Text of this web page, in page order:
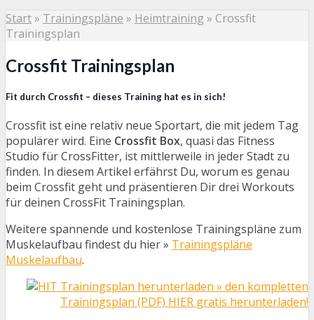
Start» Trainingspläne » Heimtraining » Crossfit
Trainingsplan
Crossfit Trainingsplan
Fit durch Crossfit – dieses Training hat es in sich!
Crossfit ist eine relativ neue Sportart, die mit jedem Tag
populärer wird. Eine Crossfit Box, quasi das Fitness
Studio für CrossFitter, ist mittlerweile in jeder Stadt zu
finden. In diesem Artikel erfährst Du, worum es genau
beim Crossfit geht und präsentieren Dir drei Workouts
für deinen CrossFit Trainingsplan.
Weitere spannende und kostenlose Trainingspläne zum
Muskelaufbau findest du hier » Trainingspläne
Muskelaufbau.
» den kompletten
Trainingsplan (PDF) HIER gratis herunterladen!